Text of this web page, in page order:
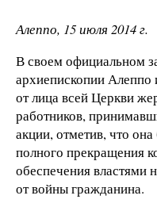
Алеппо, 15 июля 2014 г.
В своем официальном
архиепископии Алеппо
от лица всей Церкви
работников,
акции, отметив, что
полного прекращения
обеспечения властями
от войны гражданина.